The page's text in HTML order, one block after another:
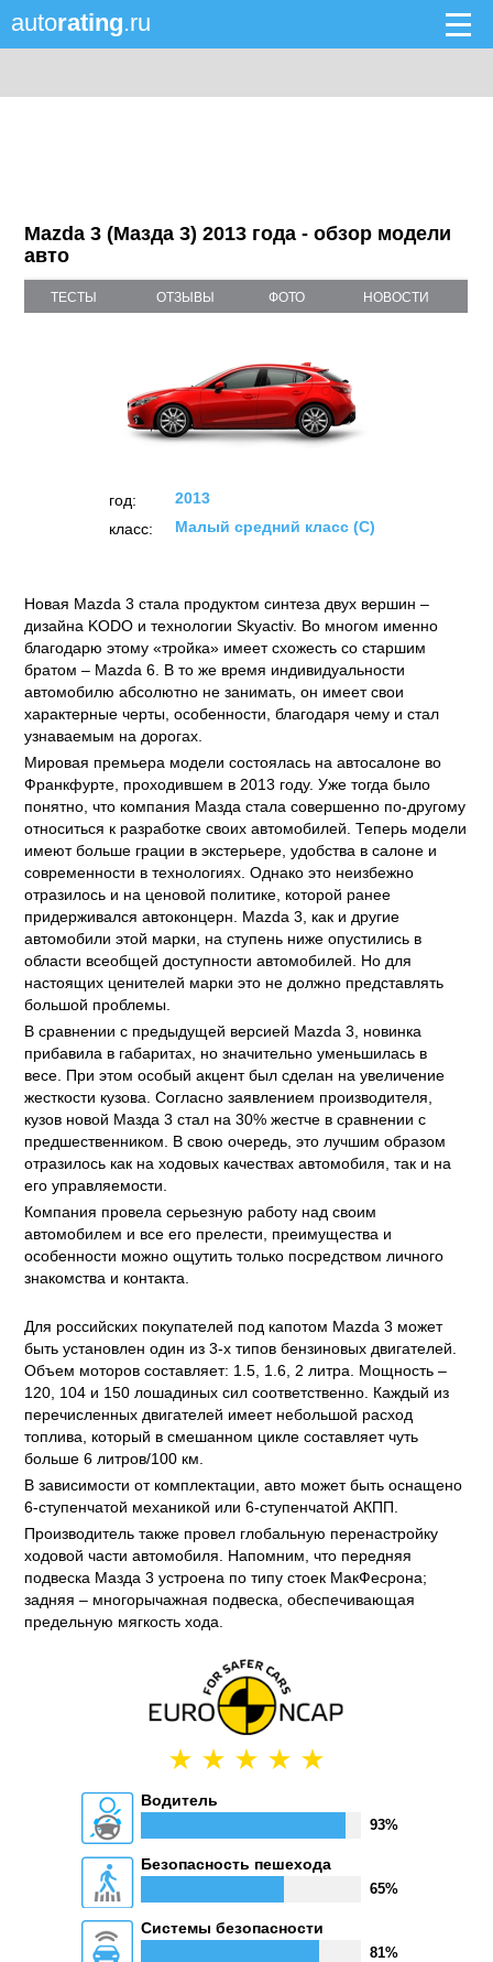
autorating.ru
Mazda 3 (Мазда 3) 2013 года - обзор модели
авто
ТЕСТЫ ОТЗЫВЫ ФОТО НОВОСТИ
год:
2013
класс:
Малый средний класс (C)
Новая Mazda 3 стала продуктом синтеза двух вершин –
дизайна KODO и технологии Skyactiv. Во многом именно
благодарю этому «тройка» имеет схожесть со старшим
братом – Mazda 6. В то же время индивидуальности
автомобилю абсолютно не занимать, он имеет свои
характерные черты, особенности, благодаря чему и стал
узнаваемым на дорогах.
Мировая премьера модели состоялась на автосалоне во
Франкфурте, проходившем в 2013 году. Уже тогда было
понятно, что компания Мазда стала совершенно по-другому
относиться к разработке своих автомобилей. Теперь модели
имеют больше грации в экстерьере, удобства в салоне и
современности в технологиях. Однако это неизбежно
отразилось и на ценовой политике, которой ранее
придерживался автоконцерн. Mazda 3, как и другие
автомобили этой марки, на ступень ниже опустились в
области всеобщей доступности автомобилей. Но для
настоящих ценителей марки это не должно представлять
большой проблемы.
В сравнении с предыдущей версией Mazda 3, новинка
прибавила в габаритах, но значительно уменьшилась в
весе. При этом особый акцент был сделан на увеличение
жесткости кузова. Согласно заявлением производителя,
кузов новой Мазда 3 стал на 30% жестче в сравнении с
предшественником. В свою очередь, это лучшим образом
отразилось как на ходовых качествах автомобиля, так и на
его управляемости.
Компания провела серьезную работу над своим
автомобилем и все его прелести, преимущества и
особенности можно ощутить только посредством личного
знакомства и контакта.
Для российских покупателей под капотом Mazda 3 может
быть установлен один из 3-х типов бензиновых двигателей.
Объем моторов составляет: 1.5, 1.6, 2 литра. Мощность –
120, 104 и 150 лошадиных сил соответственно. Каждый из
перечисленных двигателей имеет небольшой расход
топлива, который в смешанном цикле составляет чуть
больше 6 литров/100 км.
В зависимости от комплектации, авто может быть оснащено
6-ступенчатой механикой или 6-ступенчатой АКПП.
Производитель также провел глобальную перенастройку
ходовой части автомобиля. Напомним, что передняя
подвеска Мазда 3 устроена по типу стоек МакФесрона;
задняя – многорычажная подвеска, обеспечивающая
предельную мягкость хода.
Водитель
93%
Безопасность пешехода
65%
Системы безопасности
81%